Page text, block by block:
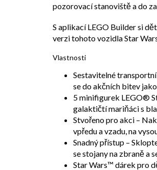
pozorovací stanoviště a do
S aplikací LEGO Builder si
verzi tohoto vozidla Star
Vlastnosti
Sestavitelné
se do akčních bitev
5 minifigurek LEGO®
galaktičtí mariňáci s
Stvořeno pro akci –
vpředu a vzadu, na
Snadný přístup –
se stojany na zbraně a
Star Wars™ dárek pro